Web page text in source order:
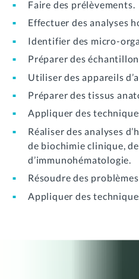
Faire des prélèvements.
Effectuer des analyses
Identifier des micro-
Préparer des
Utiliser des appareils
Préparer des tissus
Appliquer des
Réaliser des analyses
de biochimie clinique,
d’immunohématologie.
Résoudre des
Appliquer des